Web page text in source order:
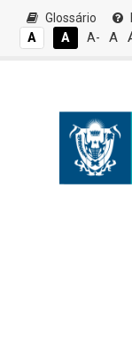
Glossário
A
A A- A